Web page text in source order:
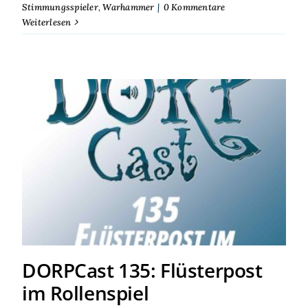
Stimmungsspieler,Warhammer | 0 Kommentare
Weiterlesen
DORPCast 135: Flüsterpost
im Rollenspiel
DORPCast 135: Flüsterpost
im Rollenspiel